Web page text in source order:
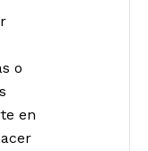
o
en